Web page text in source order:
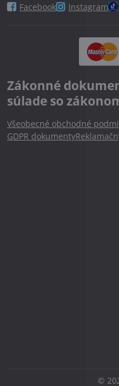
Facebook Instagram
Zákonné
súlade so
Všeobecné obchodné
GDPR dokumenty
©